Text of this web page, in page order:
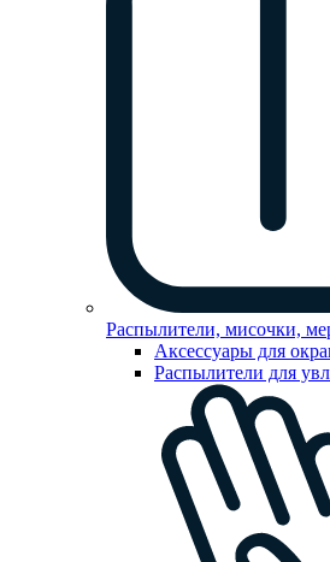
Распылители, мисочки,
Аксессуары для
Распылители для